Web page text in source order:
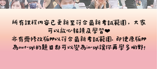
所有課程內容已更新至符合最新考試範圍，大家
可以放心報讀及學習❤️
亦有齊修改版PP以符合最新考試範圍, 即使原版PP
為out-syl的題目都可以變為in-syl讓你再學多啲野!